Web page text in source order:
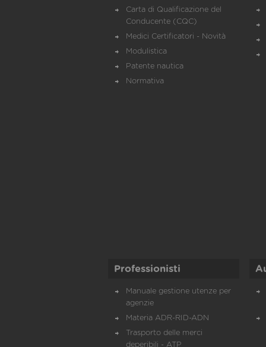
Carta di Qualificazione del
Conducente (CQC)
Medici Certificatori - Novità
Modulistica
Patente nautica
Normativa
Professionisti
Manuale gestione utenze per
agenzie
Materia ADR-RID-ADN
Trasporto delle merci
deperibili - ATP